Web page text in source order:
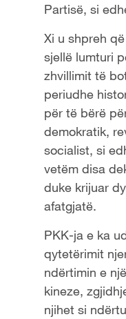
Partisë, si
Xi u shpreh
sjellë lumturi
zhvillimit të
periudhe
për të bërë
demokratik,
socialist, si
vetëm disa
duke krijuar
afatgjatë.
PKK-ja e ka
qytetërimit
ndërtimin e
kineze,
njihet si